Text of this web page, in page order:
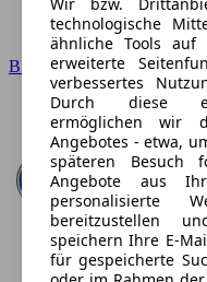
BMW
technologische
ähnliche Tools auf
erweiterte
verbessertes
Durch diese
ermöglichen wir
Angebotes - etwa,
späteren Besuch
Angebote aus
personalisierte
bereitzustellen
speichern Ihre E-
für gespeicherte